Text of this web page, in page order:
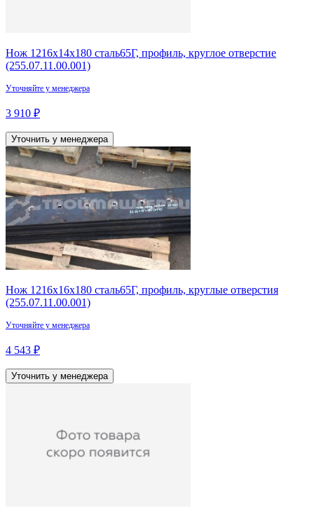
Нож 1216х14х180 сталь65Г, профиль, круглое отверстие
(255.07.11.00.001)
Уточняйте у менеджера
3 910 ₽
Уточнить у менеджера
Нож 1216х16х180 сталь65Г, профиль, круглые отверстия
(255.07.11.00.001)
Уточняйте у менеджера
4 543 ₽
Уточнить у менеджера